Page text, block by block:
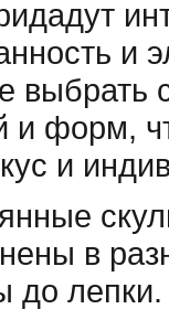
и
выбрать
и форм,
и
в
до